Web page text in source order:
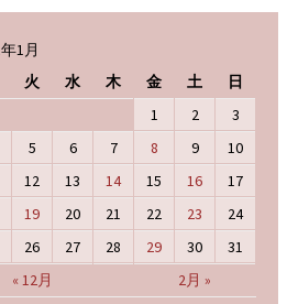
1月
火 水 木 金 土 日
« 12月 2月 »
1 2
3
5 6 7 8 9
10
12 13 14 15 16
17
19 20 21 22 23
24
26 27 28 29 30 31